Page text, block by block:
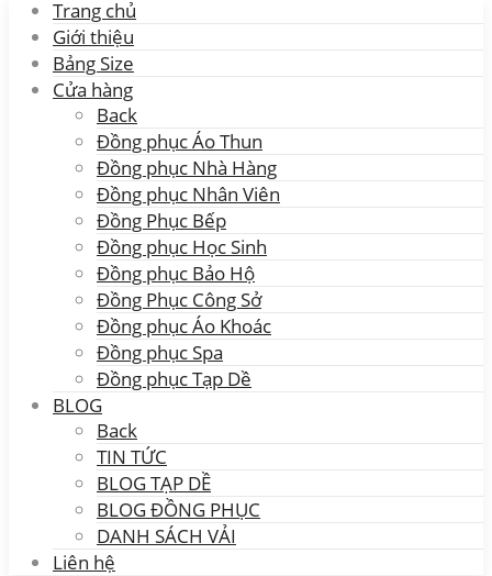
Trang chủ
Giới thiệu
Bảng Size
Cửa hàng
Back
Đồng phục Áo Thun
Đồng phục Nhà Hàng
Đồng phục Nhân Viên
Đồng Phục Bếp
Đồng phục Học Sinh
Đồng phục Bảo Hộ
Đồng Phục Công Sở
Đồng phục Áo Khoác
Đồng phục Spa
Đồng phục Tạp Dề
BLOG
Back
TIN TỨC
BLOG TẠP DỀ
BLOG ĐỒNG PHỤC
DANH SÁCH VẢI
Liên hệ